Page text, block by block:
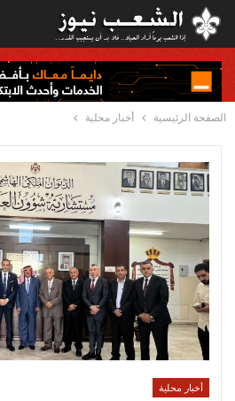
الصفحة الرئيسية أخبار محلية
أخبار محلية